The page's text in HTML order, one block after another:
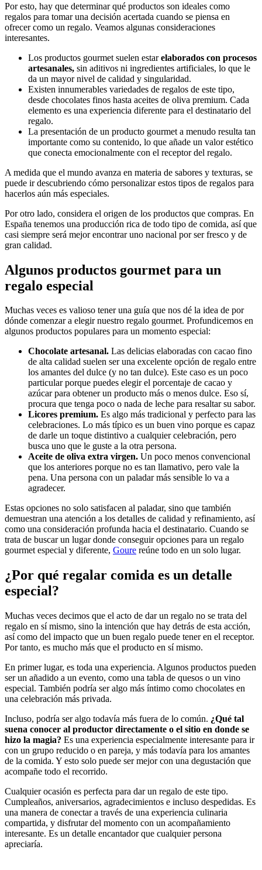
Por esto, hay que determinar qué productos son ideales como
regalos para tomar una decisión acertada cuando se piensa en
ofrecer como un regalo. Veamos algunas consideraciones
interesantes.
Los productos gourmet suelen estarelaborados con procesos
artesanales, sin aditivos ni ingredientes artificiales, lo que le
da un mayor nivel de calidad y singularidad.
Existen innumerables variedades de regalos de este tipo,
desde chocolates finos hasta aceites de oliva premium. Cada
elemento es una experiencia diferente para el destinatario del
regalo.
La presentación de un producto gourmet a menudo resulta tan
importante como su contenido, lo que añade un valor estético
que conecta emocionalmente con el receptor del regalo.
A medida que el mundo avanza en materia de sabores y texturas, se
puede ir descubriendo cómo personalizar estos tipos de regalos para
hacerlos aún más especiales.
Por otro lado, considera el origen de los productos que compras. En
España tenemos una producción rica de todo tipo de comida, así que
casi siempre será mejor encontrar uno nacional por ser fresco y de
gran calidad.
Algunos productos gourmet para un
regalo especial
Muchas veces es valioso tener una guía que nos dé la idea de por
dónde comenzar a elegir nuestro regalo gourmet. Profundicemos en
algunos productos populares para un momento especial:
Chocolate artesanal. Las delicias elaboradas con cacao fino
de alta calidad suelen ser una excelente opción de regalo entre
los amantes del dulce (y no tan dulce). Este caso es un poco
particular porque puedes elegir el porcentaje de cacao y
azúcar para obtener un producto más o menos dulce. Eso sí,
procura que tenga poco o nada de leche para resaltar su sabor.
Licores premium. Es algo más tradicional y perfecto para las
celebraciones. Lo más típico es un buen vino porque es capaz
de darle un toque distintivo a cualquier celebración, pero
busca uno que le guste a la otra persona.
Aceite de oliva extra virgen. Un poco menos convencional
que los anteriores porque no es tan llamativo, pero vale la
pena. Una persona con un paladar más sensible lo va a
agradecer.
Estas opciones no solo satisfacen al paladar, sino que también
demuestran una atención a los detalles de calidad y refinamiento, así
como una consideración profunda hacia el destinatario. Cuando se
trata de buscar un lugar donde conseguir opciones para un regalo
gourmet especial y diferente, Goure reúne todo en un solo lugar.
¿Por qué regalar comida es un detalle
especial?
Muchas veces decimos que el acto de dar un regalo no se trata del
regalo en sí mismo, sino la intención que hay detrás de esta acción,
así como del impacto que un buen regalo puede tener en el receptor.
Por tanto, es mucho más que el producto en sí mismo.
En primer lugar, es toda una experiencia. Algunos productos pueden
ser un añadido a un evento, como una tabla de quesos o un vino
especial. También podría ser algo más íntimo como chocolates en
una celebración más privada.
Incluso, podría ser algo todavía más fuera de lo común. ¿Qué tal
suena conocer al productor directamente o el sitio en donde se
hizo la magia? Es una experiencia especialmente interesante para ir
con un grupo reducido o en pareja, y más todavía para los amantes
de la comida. Y esto solo puede ser mejor con una degustación que
acompañe todo el recorrido.
Cualquier ocasión es perfecta para dar un regalo de este tipo.
Cumpleaños, aniversarios, agradecimientos e incluso despedidas. Es
una manera de conectar a través de una experiencia culinaria
compartida, y disfrutar del momento con un acompañamiento
interesante. Es un detalle encantador que cualquier persona
apreciaría.